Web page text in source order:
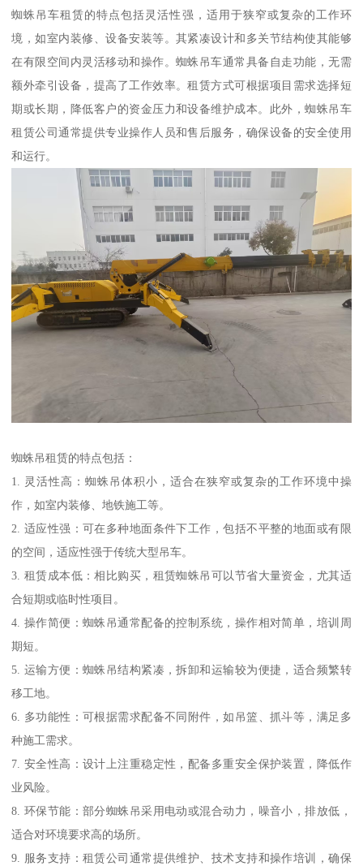
蜘蛛吊车租赁的特点包括灵活性强，适用于狭窄或复杂的工作环
境，如室内装修、设备安装等。其紧凑设计和多关节结构使其能够
在有限空间内灵活移动和操作。蜘蛛吊车通常具备自走功能，无需
额外牵引设备，提高了工作效率。租赁方式可根据项目需求选择短
期或长期，降低客户的资金压力和设备维护成本。此外，蜘蛛吊车
租赁公司通常提供专业操作人员和售后服务，确保设备的安全使用
和运行。
蜘蛛吊租赁的特点包括：
1. 灵活性高：蜘蛛吊体积小，适合在狭窄或复杂的工作环境中操
作，如室内装修、地铁施工等。
2. 适应性强：可在多种地面条件下工作，包括不平整的地面或有限
的空间，适应性强于传统大型吊车。
3. 租赁成本低：相比购买，租赁蜘蛛吊可以节省大量资金，尤其适
合短期或临时性项目。
4. 操作简便：蜘蛛吊通常配备的控制系统，操作相对简单，培训周
期短。
5. 运输方便：蜘蛛吊结构紧凑，拆卸和运输较为便捷，适合频繁转
移工地。
6. 多功能性：可根据需求配备不同附件，如吊篮、抓斗等，满足多
种施工需求。
7. 安全性高：设计上注重稳定性，配备多重安全保护装置，降低作
业风险。
8. 环保节能：部分蜘蛛吊采用电动或混合动力，噪音小，排放低，
适合对环境要求高的场所。
9. 服务支持：租赁公司通常提供维护、技术支持和操作培训，确保